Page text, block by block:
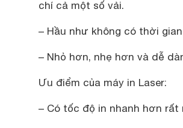
chí cả một số vải.
– Hầu như không có thời
– Nhỏ hơn, nhẹ hơn và dễ
Ưu điểm của máy in Laser:
– Có tốc độ in nhanh hơn rất